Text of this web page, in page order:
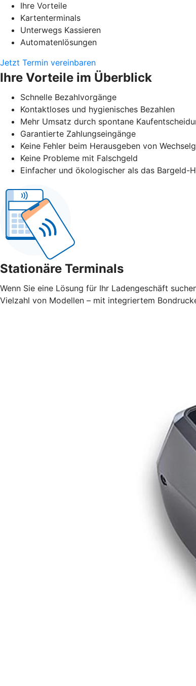
Ihre Vorteile
Kartenterminals
Unterwegs Kassieren
Automatenlösungen
Jetzt Termin vereinbaren
Ihre Vorteile im Überblick
Schnelle Bezahlvorgänge
Kontaktloses und hygienisches Bezahlen
Mehr Umsatz durch spontane
Garantierte Zahlungseingänge
Keine Fehler beim Herausgeben von
Keine Probleme mit Falschgeld
Einfacher und ökologischer als das Bargeld-
Stationäre Terminals
Wenn Sie eine Lösung für Ihr Ladengeschäft
Vielzahl von Modellen – mit integriertem